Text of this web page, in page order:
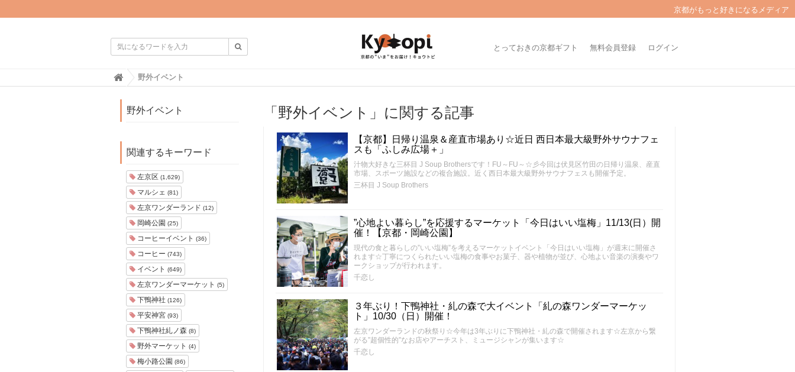
京都がもっと好きになるメディア
とっておきの京都ギフト 無料会員登録 ログイン
H
野外イベント
野外イベント
関連するキーワード
左京区 (1,629)
マルシェ (81)
左京ワンダーランド (12)
岡崎公園 (25)
コーヒーイベント (36)
コーヒー (743)
イベント (649)
左京ワンダーマーケット (5)
下鴨神社 (126)
平安神宮 (93)
下鴨神社糺ノ森 (8)
野外マーケット (4)
梅小路公園 (86)
「野外イベント」に関する記事
【京都】日帰り温泉＆産直市場あり☆近日 西日本最大級野外サウナフェ
スも「ふしみ広場＋」
汁物大好きな三杯目 J Soup Brothersです！FU～FU～☆彡今回は伏見区竹田の日帰り温泉、産直
市場、スポーツ施設などの複合施設。近く西日本最大級野外サウナフェスも開催予定。
三杯目 J Soup Brothers
”心地よい暮らし”を応援するマーケット「今日はいい塩梅」11/13(日）開
催！【京都・岡崎公園】
現代の食と暮らしの”いい塩梅”を考えるマーケットイベント「今日はいい塩梅」が週末に開催さ
れます☆丁寧につくられたいい塩梅の食事やお菓子、器や植物が並び、心地よい音楽の演奏やワ
ークショップが行われます。
千恋し
３年ぶり！下鴨神社・糺の森で大イベント「糺の森ワンダーマーケッ
ト」10/30（日）開催！
左京ワンダーランドの秋祭り☆今年は3年ぶりに下鴨神社・糺の森で開催されます☆左京から繋
がる”超個性的”なお店やアーチスト、ミュージシャンが集います☆
千恋し